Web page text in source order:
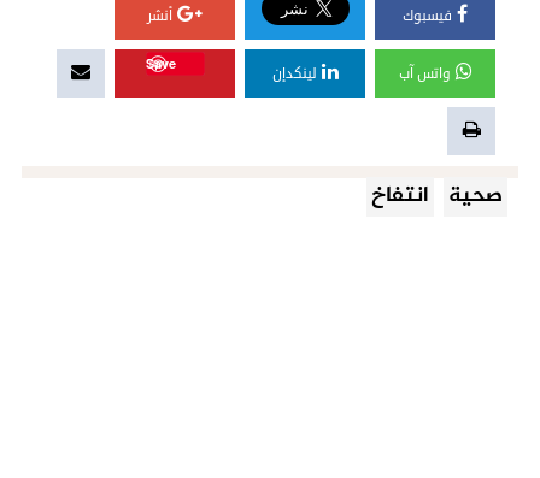
فيسبوك أنشر
واتس آب لينكدإن
Save
صحية انتفاخ